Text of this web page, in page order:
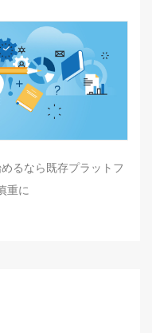
るなら既存プラットフ
重に